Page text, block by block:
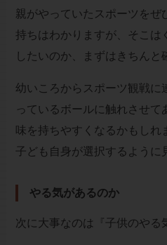
親がやっていたスポーツをぜ
持ちはわかりますが、そこは
したいのか、まずはきちんと
幼いころからスポーツ観戦に
っているボールに触れさせ
味を持ちやすくなるかもしれ
子ども自身が選択するように
やる気があるのか
次に大事なのは『子供のやる